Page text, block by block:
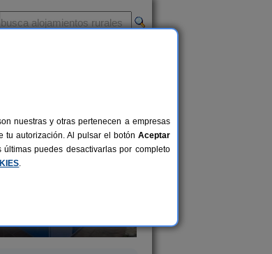
nuestras y otras pertenecen a empresas
tu autorización. Al pulsar el botón Aceptar
puedes desactivarlas por completo
.